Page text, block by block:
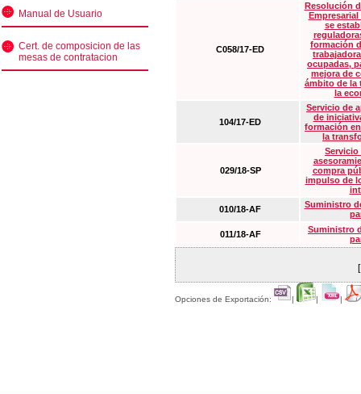
Manual de Usuario
Cert. de composicion de las
mesas de contratacion
C058/17-ED
Resolución
Empresarial
se
formación
ocupadas,
mejora de
ámbito de la
la
104/17-ED
Servicio de
de
formación
la
029/18-SP
Servicio
compra
impulso de
010/18-AF
Suministro
011/18-AF
Suministro
Opciones de Exportación: | | |